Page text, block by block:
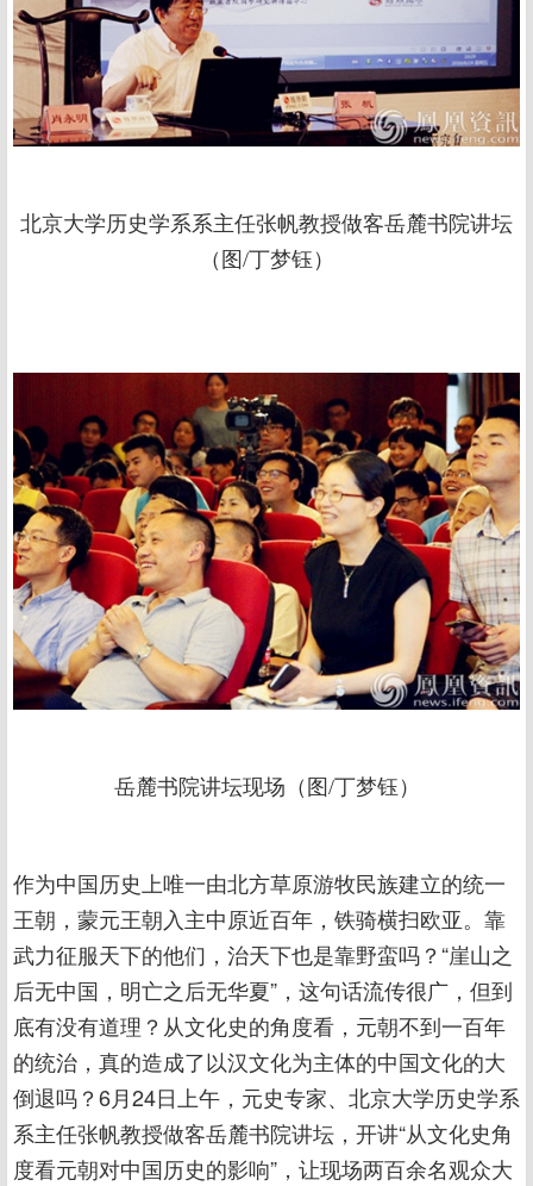
北京大学历史学系系主任张帆教授做客岳麓书院讲坛
（图/丁梦钰）
岳麓书院讲坛现场（图/丁梦钰）
作为中国历史上唯一由北方草原游牧民族建立的统一
王朝，蒙元王朝入主中原近百年，铁骑横扫欧亚。靠
武力征服天下的他们，治天下也是靠野蛮吗？“崖山之
后无中国，明亡之后无华夏”，这句话流传很广，但到
底有没有道理？从文化史的角度看，元朝不到一百年
的统治，真的造成了以汉文化为主体的中国文化的大
倒退吗？6月24日上午，元史专家、北京大学历史学系
系主任张帆教授做客岳麓书院讲坛，开讲“从文化史角
度看元朝对中国历史的影响”，让现场两百余名观众大